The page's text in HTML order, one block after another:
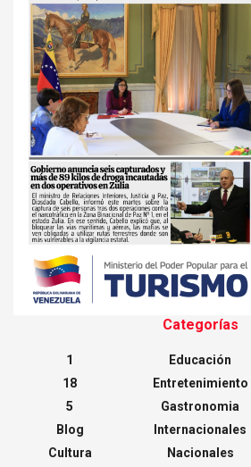
Categorías
1
18
5
Blog
Cultura
Educación
Entretenimiento
Gastronomia
Internacionales
Nacionales